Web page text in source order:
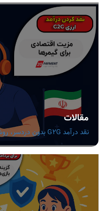
مقالات
نقد درآمد G2G بدون دردسر، روش های مطمئن برای گیمرهای ایرانی